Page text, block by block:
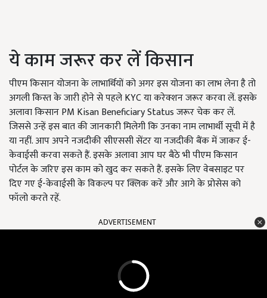
ये काम जरूर कर लें किसान
पीएम किसान योजना के लाभार्थियों को अगर इस योजना का लाभ लेना है तो
अगली किस्त के जारी होने से पहले KYC या करेक्शन जरूर करवा लें. इसके
अलावा किसान PM Kisan Beneficiary Status जरूर चेक कर लें.
जिससे उन्हें इस बात की जानकारी मिलेगी कि उनका नाम लाभार्थी सूची में है
या नहीं. आप अपने नजदीकी सीएससी सेंटर या नजदीकी बैंक में जाकर ई-
केवाईसी करवा सकते हैं. इसके अलावा आप घर बैठे भी पीएम किसान
पोर्टल के जरिए इस काम को खुद कर सकते हैं. इसके लिए वेबसाइट पर
दिए गए ई-केवाईसी के विकल्प पर क्लिक करें और आगे के प्रोसेस को
फॉलो करते रहें.
ADVERTISEMENT